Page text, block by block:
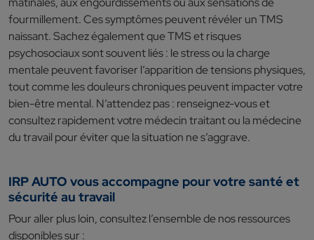
fourmillement. Ces symptômes peuvent révéler un TMS
naissant. Sachez également que TMS et risques
psychosociaux sont souvent liés : le stress ou la charge
mentale peuvent favoriser l’apparition de tensions physiques,
tout comme les douleurs chroniques peuvent impacter votre
bien-être mental. N’attendez pas : renseignez-vous et
consultez rapidement votre médecin traitant ou la médecine
du travail pour éviter que la situation ne s’aggrave.
IRP AUTO vous accompagne pour votre santé et
sécurité au travail
Pour aller plus loin, consultez l’ensemble de nos ressources
disponibles sur :